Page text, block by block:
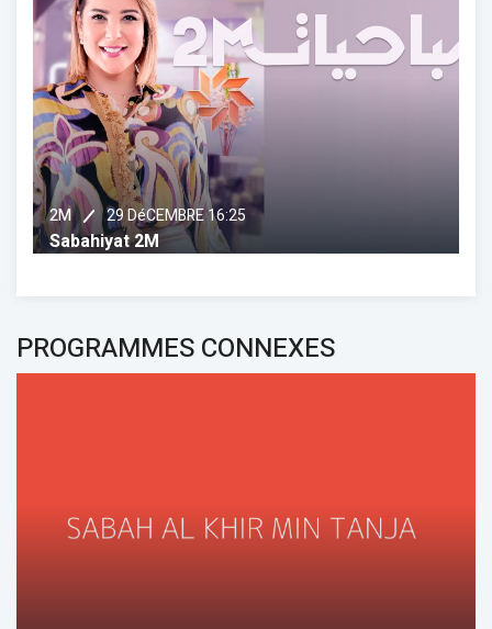
2M 29 DéCEMBRE 16:25
Sabahiyat 2M
PROGRAMMES CONNEXES